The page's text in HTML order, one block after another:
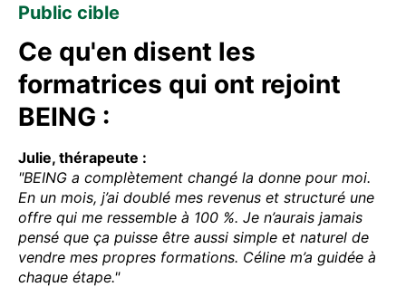
Public cible
Ce qu'en disent les
formatrices qui ont rejoint
BEING :
Julie, thérapeute :
"BEING a complètement changé la donne pour moi.
En un mois, j’ai doublé mes revenus et structuré une
offre qui me ressemble à 100 %. Je n’aurais jamais
pensé que ça puisse être aussi simple et naturel de
vendre mes propres formations. Céline m’a guidée à
chaque étape."